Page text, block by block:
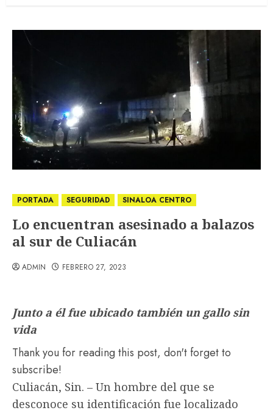
PORTADA SEGURIDAD SINALOA CENTRO
Lo encuentran asesinado a balazos
al sur de Culiacán
ADMIN FEBRERO 27, 2023
Junto a él fue ubicado también un gallo sin
vida
Thank you for reading this post, don't forget to
subscribe!
Culiacán, Sin. – Un hombre del que se
desconoce su identificación fue localizado